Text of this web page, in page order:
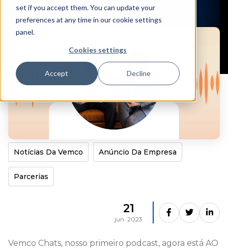
set if you accept them. You can update your
preferences at any time in our cookie settings
panel.
Cookies settings
Accept Decline
Notícias Da Vemco Anúncio Da Empresa
Parcerias
21
jun. 2023
Vemco Chats, nosso primeiro podcast, agora está AO